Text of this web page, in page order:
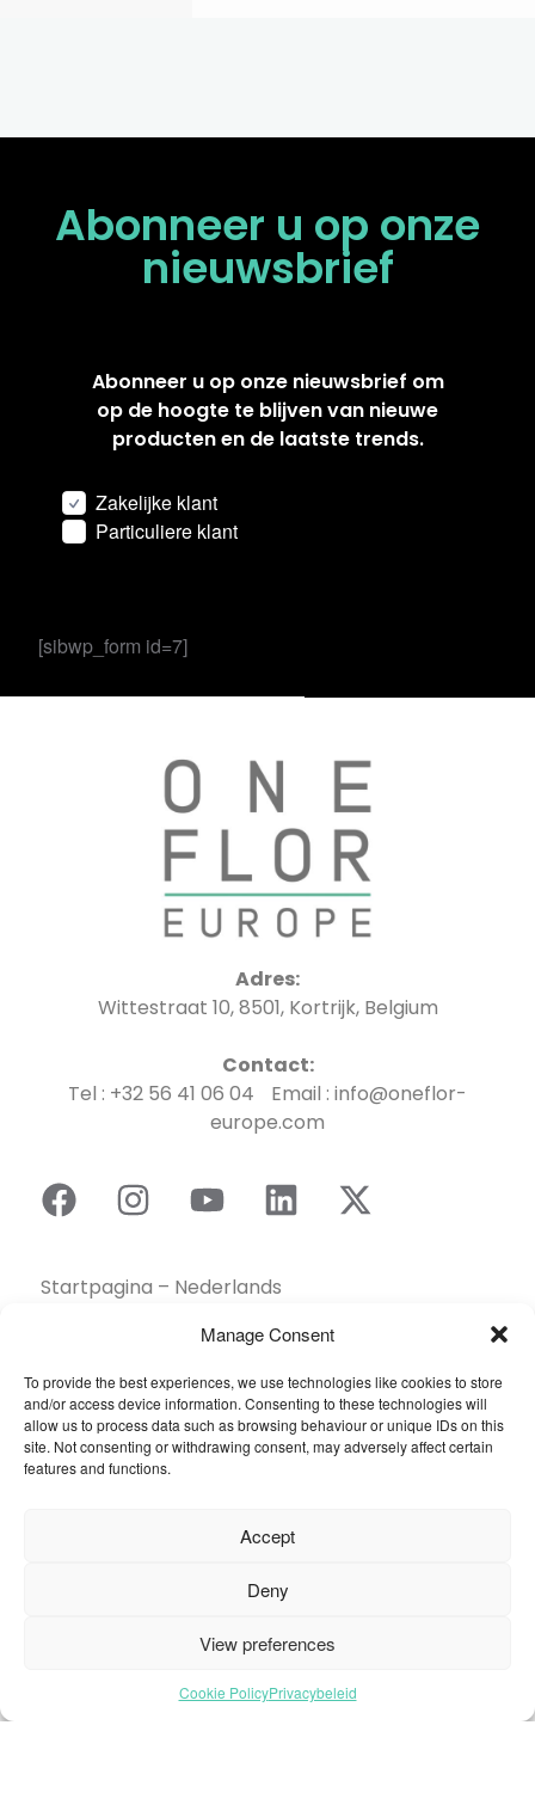
Manage Consent
To provide the best experiences, we use technologies like cookies to store
and/or access device information. Consenting to these technologies will
allow us to process data such as browsing behaviour or unique IDs on this
site. Not consenting or withdrawing consent, may adversely affect certain
features and functions.
Accept
Deny
View preferences
Cookie PolicyPrivacybeleid
Abonneer u op onze
nieuwsbrief
Abonneer u op onze nieuwsbrief om
op de hoogte te blijven van nieuwe
producten en de laatste trends.
Zakelijke klant
Particuliere klant
[sibwp_form id=7]
Adres:
Wittestraat 10, 8501, Kortrijk, Belgium
Contact:
Tel : +32 56 41 06 04 Email : info@oneflor-
europe.com
Startpagina – Nederlands
Collectie
Duurzaamheid
Een dealer vinden
Veelgestelde vragen
© 2026 Oneflor. Alle rechten voorbehouden.